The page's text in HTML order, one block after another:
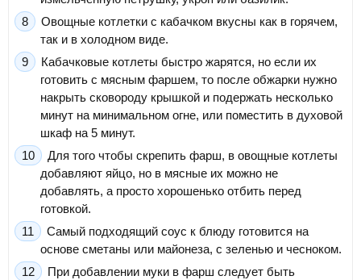
Овощные котлетки с кабачком вкусны как в горячем,
так и в холодном виде.
Кабачковые котлеты быстро жарятся, но если их
готовить с мясным фаршем, то после обжарки нужно
накрыть сковороду крышкой и подержать несколько
минут на минимальном огне, или поместить в духовой
шкаф на 5 минут.
Для того чтобы скрепить фарш, в овощные котлеты
добавляют яйцо, но в мясные их можно не
добавлять, а просто хорошенько отбить перед
готовкой.
Самый подходящий соус к блюду готовится на
основе сметаны или майонеза, с зеленью и чесноком.
При добавлении муки в фарш следует быть